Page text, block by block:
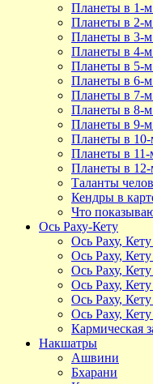
Планеты в 1-
Планеты в 2-
Планеты в 3-
Планеты в 4-
Планеты в 5-
Планеты в 6-
Планеты в 7-
Планеты в 8-
Планеты в 9-
Планеты в
Планеты в
Планеты в
Таланты
Кендры в
Что
Ось Раху-Кету
Ось Раху,
Ось Раху,
Ось Раху,
Ось Раху,
Ось Раху,
Ось Раху,
Кармическая
Накшатры
Ашвини
Бхарани